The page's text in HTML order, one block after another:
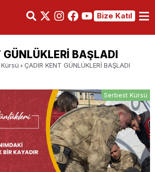
Bize Katıl
GÜNLÜKLERİ BAŞLADI
ÇADIR KENT GÜNLÜKLERİ BAŞLADI
Serbest Kürsü